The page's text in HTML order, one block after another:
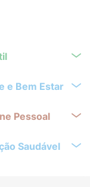
e Bem Estar
Pessoal
Saudável